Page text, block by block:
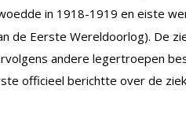
in 1918-1919 en eiste
de Eerste Wereldoorlog). De
andere legertroepen
officieel berichtte over de